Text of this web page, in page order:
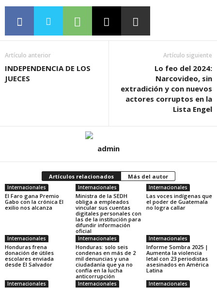
Artículo anterior
INDEPENDENCIA DE LOS
JUECES
Artículo siguiente
Lo feo del 2024:
Narcovideo, sin
extradición y con nuevos
actores corruptos en la
Lista Engel
admin
Artículos relacionados Más del autor
Internacionales
El Faro gana Premio
Gabo con la crónica El
exilio nos alcanza
Internacionales
Ministra de la SEDH
obliga a empleados
vincular sus cuentas
digitales personales con
las de la institución para
difundir información
oficial
Internacionales
Las voces indígenas que
el poder de Guatemala
no logra callar
Internacionales
Honduras frena
donación de útiles
escolares enviada
desde El Salvador
Internacionales
Honduras: solo seis
condenas en más de 2
mil denuncias y una
ciudadanía que ya no
confía en la lucha
anticorrupción
Internacionales
Informe Sombra 2025 |
Aumenta la violencia
letal con 23 periodistas
asesinados en América
Latina
Internacionales Internacionales Internacionales